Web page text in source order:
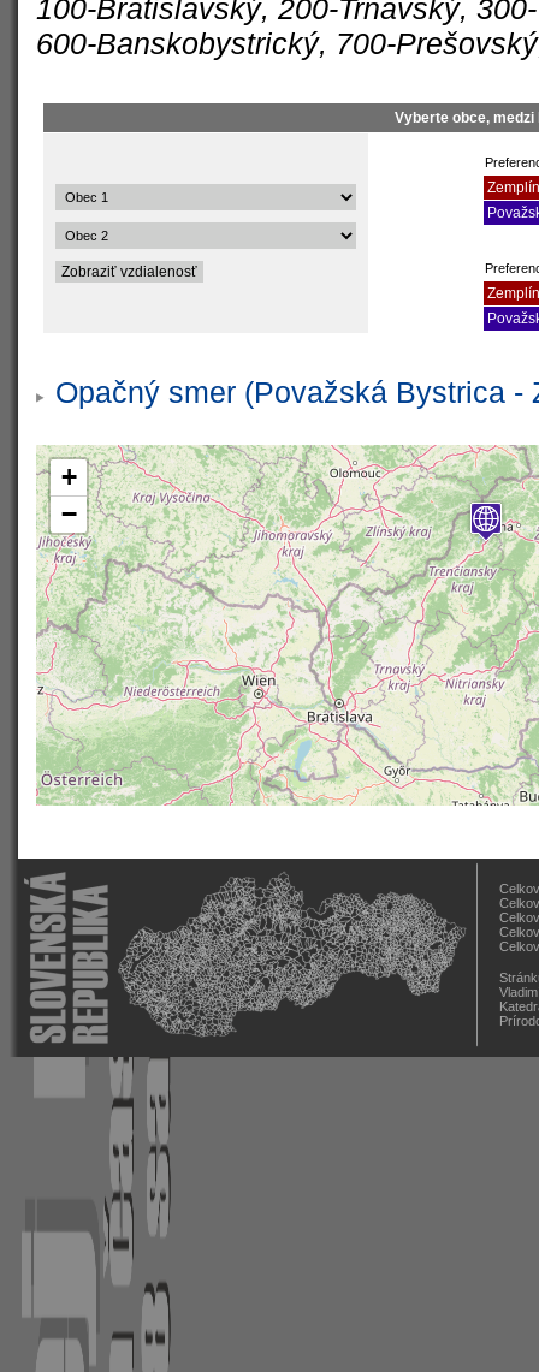
100-Bratislavský, 200-Trnavský,
600-Banskobystrický, 700-
Vyberte obce,
Opačný smer (Považská Bystrica -
+
−